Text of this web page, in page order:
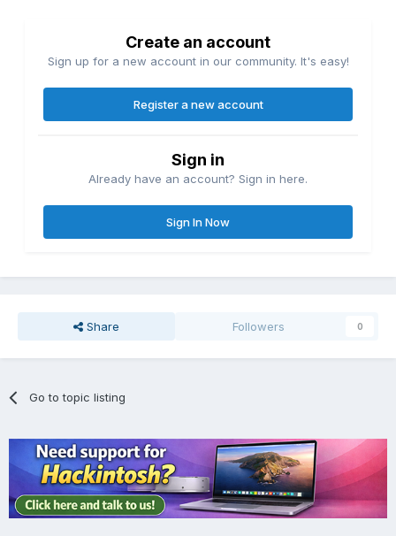
Create an account
Sign up for a new account in our community. It's easy!
Register a new account
Sign in
Already have an account? Sign in here.
Sign In Now
Share Followers 0
Go to topic listing